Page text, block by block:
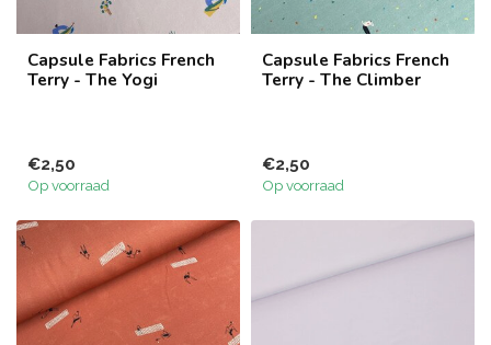
Capsule Fabrics French
Terry - The Yogi
€2,50
Op voorraad
Capsule Fabrics French
Terry - The Climber
€2,50
Op voorraad